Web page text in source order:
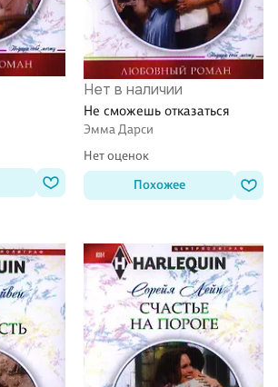
Нет в наличии
Не сможешь отказаться
Эмма Дарси
Нет оценок
Похожее